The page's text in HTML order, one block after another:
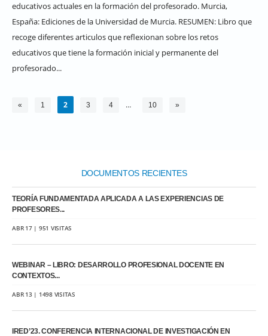
educativos actuales en la formación del profesorado. Murcia,
España: Ediciones de la Universidad de Murcia. RESUMEN: Libro que
recoge diferentes articulos que reflexionan sobre los retos
educativos que tiene la formación inicial y permanente del
profesorado...
« 1 2 3 4 … 10 »
DOCUMENTOS RECIENTES
TEORÍA FUNDAMENTADA APLICADA A LAS EXPERIENCIAS DE
PROFESORES...
ABR 17 | 951 VISITAS
WEBINAR – LIBRO: DESARROLLO PROFESIONAL DOCENTE EN
CONTEXTOS...
ABR 13 | 1498 VISITAS
IRED’23. CONFERENCIA INTERNACIONAL DE INVESTIGACIÓN EN